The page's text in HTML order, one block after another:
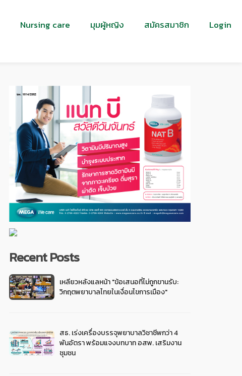
Nursing care มุมผู้หญิง สมัครสมาชิก Login
Recent Posts
เหลียวหลังแลหน้า "ข้อเสนอที่ไม่ถูกขานรับ:
วิกฤตพยาบาลไทยในเงื่อนไขการเมือง"
สธ. เร่งเครื่องบรรจุพยาบาลวิชาชีพกว่า 4
พันอัตรา พร้อมแจงบทบาท อสพ. เสริมงาน
ชุมชน